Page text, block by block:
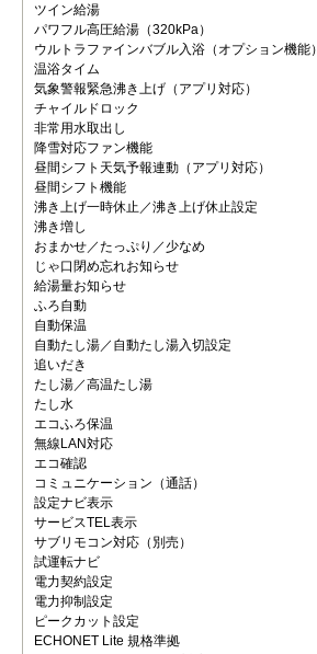
ツイン給湯
パワフル高圧給湯（320kPa）
ウルトラファインバブル入浴（オプション機能）
温浴タイム
気象警報緊急沸き上げ（アプリ対応）
チャイルドロック
非常用水取出し
降雪対応ファン機能
昼間シフト天気予報連動（アプリ対応）
昼間シフト機能
沸き上げ一時休止／沸き上げ休止設定
沸き増し
おまかせ／たっぷり／少なめ
じゃ口閉め忘れお知らせ
給湯量お知らせ
ふろ自動
自動保温
自動たし湯／自動たし湯入切設定
追いだき
たし湯／高温たし湯
たし水
エコふろ保温
無線LAN対応
エコ確認
コミュニケーション（通話）
設定ナビ表示
サービスTEL表示
サブリモコン対応（別売）
試運転ナビ
電力契約設定
電力抑制設定
ピークカット設定
ECHONET Lite 規格準拠